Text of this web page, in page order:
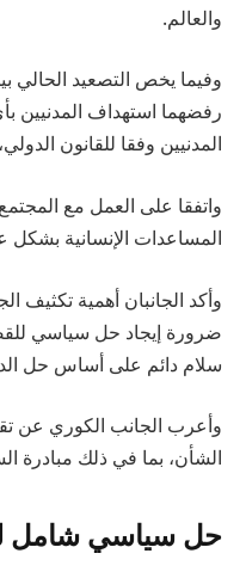
والعالم.
وفيما يخص التصعيد الحالي
رفضهما استهداف المدنيين
المدنيين وفقا للقانون
واتفقا على العمل مع
المساعدات الإنسانية بشكل
وأكد الجانبان أهمية تكثيف
ضرورة إيجاد حل سياسي
سلام دائم على أساس حل
وأعرب الجانب الكوري عن
الشأن، بما في ذلك مبادرة
حل سياسي شامل